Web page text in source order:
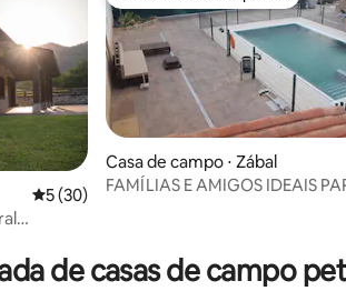
5 de uma avaliação média de 5, 30
5 (30)
Casa de campo ⋅ Zábal
FAMÍLIAS E AMIGOS IDEAIS
de casas de campo